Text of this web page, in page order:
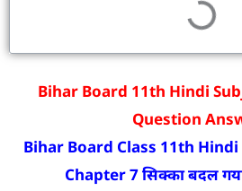
Bihar Board 11th Hindi
Question
Bihar Board Class 11th
Chapter 7सिक्का बदल